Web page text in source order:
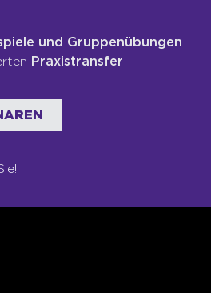
und Gruppenübungen
Praxistransfer